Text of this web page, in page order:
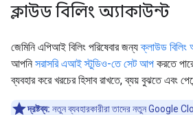
ক্লাউড বিলিং অ্যাকাউন্ট
জেমিনি এপিআই বিলিং পরিষেবার জন্যক্লাউড বিলিং
আপনি সরাসরি এআই স্টুডিও-তে সেট আপ করতে
ব্যবহার করে খরচের হিসাব রাখতে, ব্যয় বুঝতে এবং
দ্রষ্টব্য: নতুন ব্যবহারকারীরা তাদের নতুন Google